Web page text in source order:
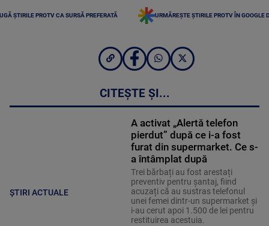
ȘTIRILE PROTV CA SURSĂ PREFERATĂ URMĂREȘTE ȘTIRILE PROTV ÎN GOOGLE
CITEȘTE ȘI...
ȘTIRI ACTUALE
A activat „Alertă telefon
pierdut” după ce i-a fost
furat din supermarket. Ce s-
a întâmplat după
Trei bărbați au fost arestați
preventiv pentru șantaj, fiind
acuzați că au sustras telefonul
unei femei dintr-un supermarket și
i-au cerut apoi 1.500 de lei pentru
restituirea acestuia.